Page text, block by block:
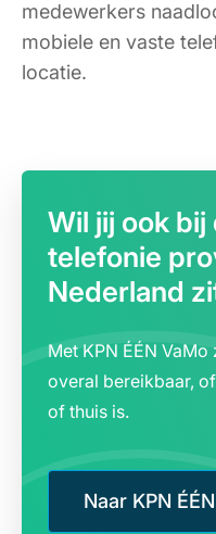
medewerkers
mobiele en vaste
locatie.
Wil jij ook bij
telefonie
Nederland
Met KPN ÉÉN
overal bereikbaar,
of thuis is.
Naar KPN ÉÉN